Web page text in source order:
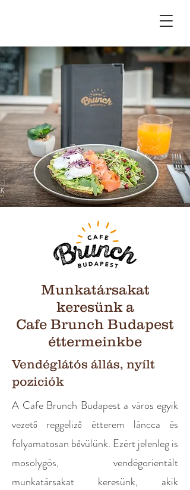
Munkatársakat
keresünk a
Cafe Brunch Budapest
éttermeinkbe
Vendéglátós állás, nyílt
poziciók
A Cafe Brunch Budapest a város egyik
vezető reggeliző étterem láncca és
folyamatosan bővülünk. Ezért jelenleg is
mosolygós, vendégorientált
munkatársakat keresünk, akik